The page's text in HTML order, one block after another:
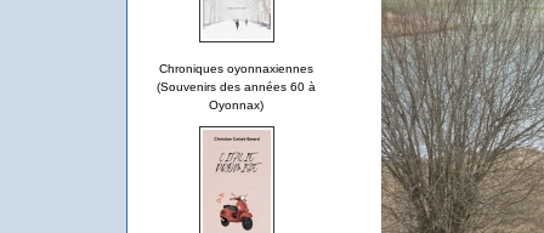
Chroniques oyonnaxiennes
(Souvenirs des années 60 à
Oyonnax)